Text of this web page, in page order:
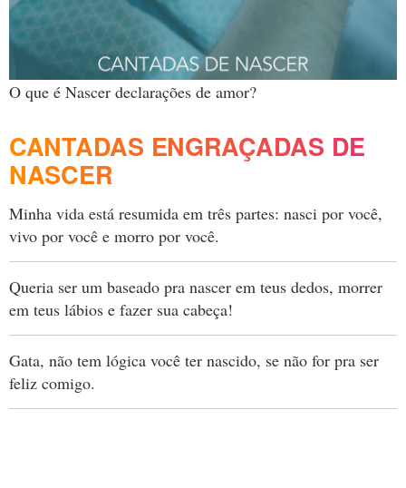
O que é Nascer declarações de amor?
CANTADAS ENGRAÇADAS DE
NASCER
Minha vida está resumida em três partes: nasci por você,
vivo por você e morro por você.
Queria ser um baseado pra nascer em teus dedos, morrer
em teus lábios e fazer sua cabeça!
Gata, não tem lógica você ter nascido, se não for pra ser
feliz comigo.